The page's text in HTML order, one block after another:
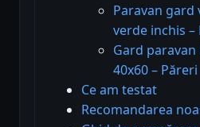
Paravan gard
verde inchis –
Gard paravan
40x60 – Păreri
Ce am testat
Recomandarea